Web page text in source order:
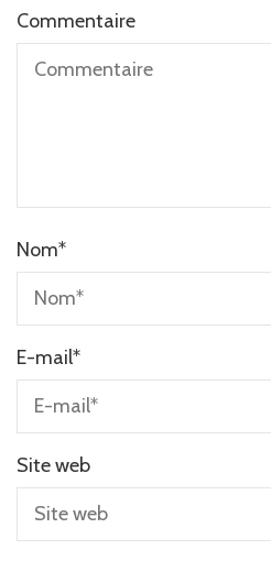
Commentaire
Nom*
E-mail*
Site web